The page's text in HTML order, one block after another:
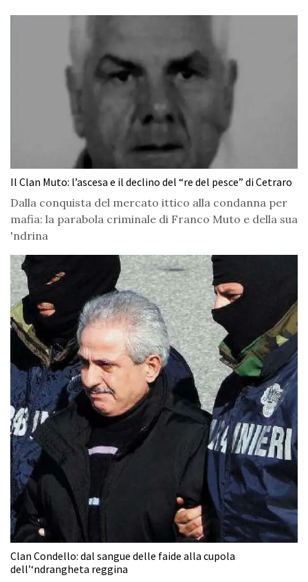
Il Clan Muto: l’ascesa e il declino del “re del pesce” di Cetraro
Dalla conquista del mercato ittico alla condanna per
mafia: la parabola criminale di Franco Muto e della sua
'ndrina
Clan Condello: dal sangue delle faide alla cupola
dell’‘ndrangheta reggina